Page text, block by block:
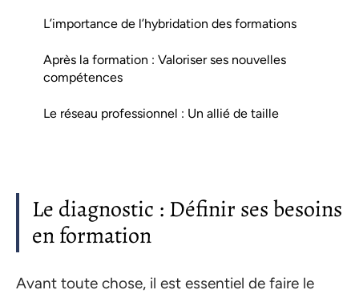
L’importance de l’hybridation des formations
Après la formation : Valoriser ses nouvelles
compétences
Le réseau professionnel : Un allié de taille
Le diagnostic : Définir ses besoins
en formation
Avant toute chose, il est essentiel de faire le